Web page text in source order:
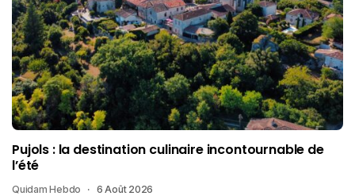
Pujols : la destination culinaire incontournable de
l’été
Quidam Hebdo 6 Août 2026